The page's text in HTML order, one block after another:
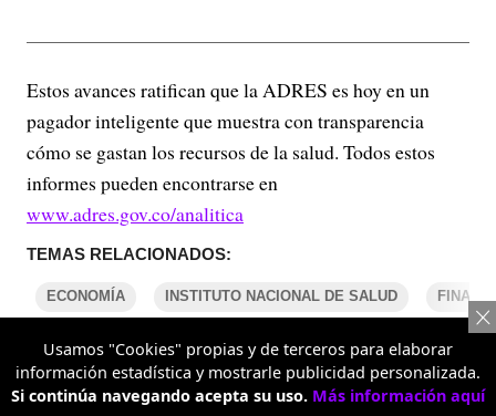
Estos avances ratifican que la ADRES es hoy en un
pagador inteligente que muestra con transparencia
cómo se gastan los recursos de la salud. Todos estos
informes pueden encontrarse en
www.adres.gov.co/analitica
TEMAS RELACIONADOS:
ECONOMÍA INSTITUTO NACIONAL DE SALUD
COMENTARIOS
Usamos "Cookies" propias y de terceros para elaborar
información estadística y mostrarle publicidad personalizada.
Si continúa navegando acepta su uso. Más información aquí